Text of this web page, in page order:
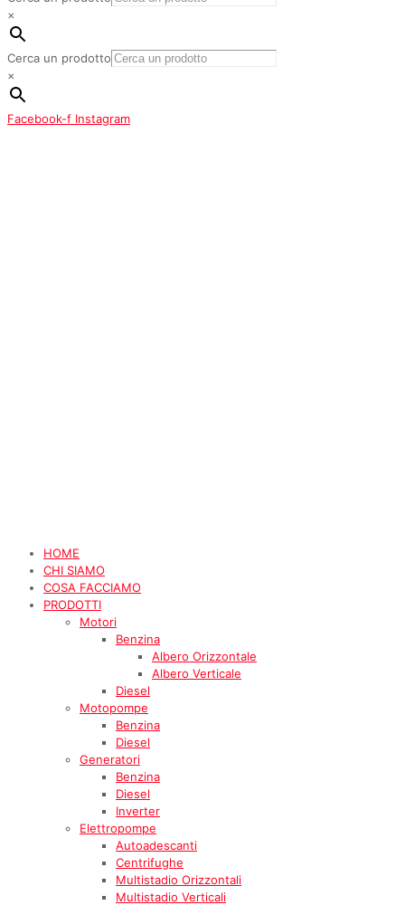
×
Cerca un prodotto
×
Facebook-f Instagram
HOME
CHI SIAMO
COSA FACCIAMO
PRODOTTI
Motori
Benzina
Albero Orizzontale
Albero Verticale
Diesel
Motopompe
Benzina
Diesel
Generatori
Benzina
Diesel
Inverter
Elettropompe
Autoadescanti
Centrifughe
Multistadio Orizzontali
Multistadio Verticali